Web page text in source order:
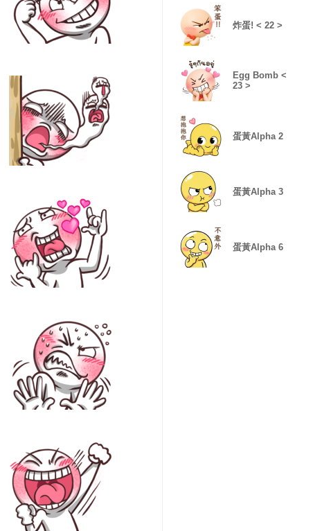
炸蛋! < 22 >
Egg Bomb <
23 >
蛋黃Alpha 2
蛋黃Alpha 3
蛋黃Alpha 6